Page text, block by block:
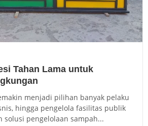
Tahan Lama untuk
menjadi pilihan banyak pelaku
hingga pengelola fasilitas publik
solusi pengelolaan sampah...